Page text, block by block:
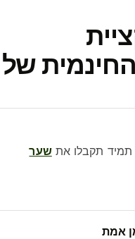
של
שער
אמת